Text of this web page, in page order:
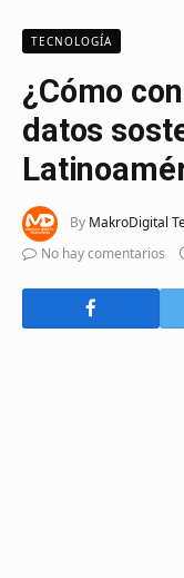
TECNOLOGÍA
¿Cómo
datos
By MakroDigital
No hay comentarios